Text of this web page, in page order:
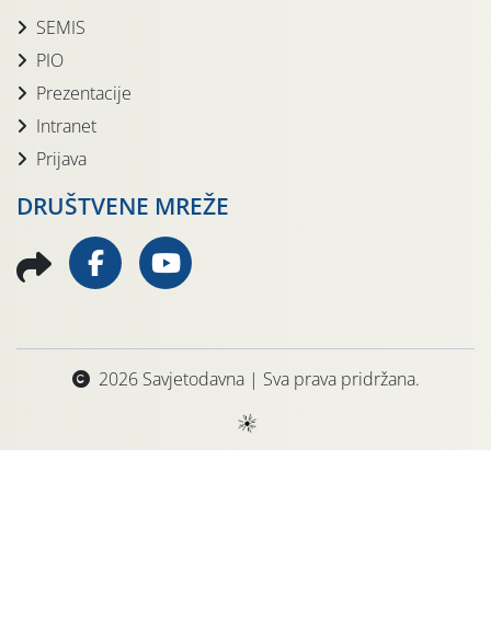
SEMIS
PIO
Prezentacije
Intranet
Prijava
DRUŠTVENE MREŽE
2026 Savjetodavna | Sva prava pridržana.